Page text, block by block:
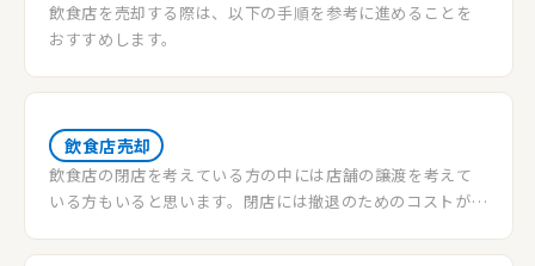
飲食店を売却する際は、以下の手順を参考に進めることを
おすすめします。
飲食店売却
飲食店の閉店を考えている方の中には店舗の譲渡を考えて
いる方もいると思います。閉店には撤退のためのコストが必
思うでしょう。店舗譲渡にはどのようなものが良いのか、よ